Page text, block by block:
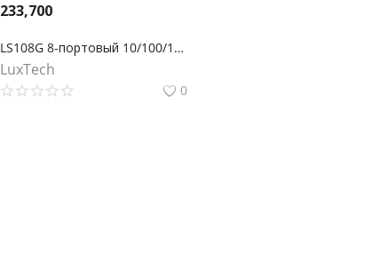
233,700
LS108G 8-портовый 10/100/1000 Мбит/с настольный коммутатор
LuxTech
0